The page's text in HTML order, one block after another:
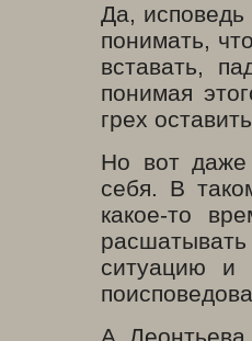
Да,
понимать,
вставать,
понимая
грех
Но вот даже
себя. В
какое-то
ситуацию и